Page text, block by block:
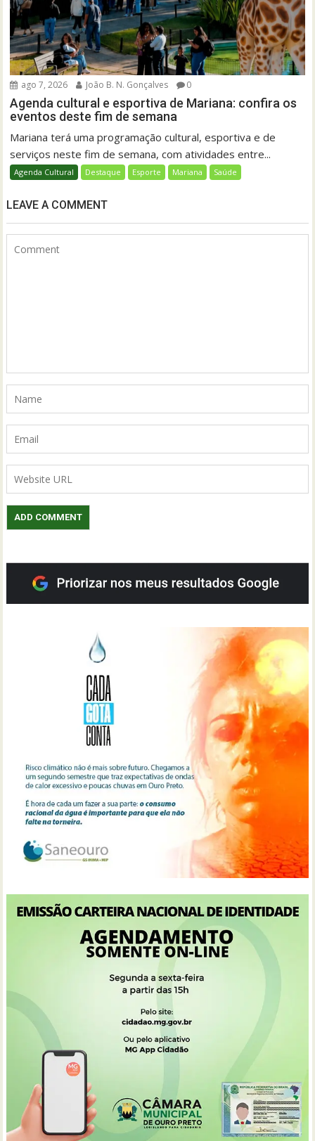
ago 7, 2026 João B. N. Gonçalves 0
Agenda cultural e esportiva de Mariana: confira os
eventos deste fim de semana
Mariana terá uma programação cultural, esportiva e de
serviços neste fim de semana, com atividades entre...
Agenda Cultural Destaque Esporte Mariana Saúde
LEAVE A COMMENT